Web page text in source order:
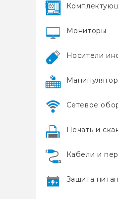
Мониторы
Носители
Сетевое
Печать и
Кабели и
Защита